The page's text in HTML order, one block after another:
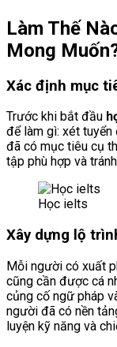
Làm Thế
Mong
Xác định mục
Trước khi bắt đầu
để làm gì: xét tuyển
đã có mục tiêu cụ
tập phù hợp và
Học ielts
Xây dựng lộ
Mỗi người có xuất
cũng cần được cá
củng cố ngữ pháp
người đã có nền
luyện kỹ năng và